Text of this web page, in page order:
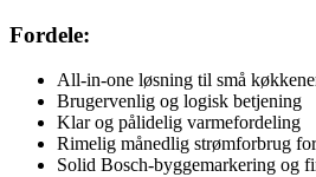
Fordele:
All-in-one løsning til små
Brugervenlig og logisk betjening
Klar og pålidelig varmefordeling
Rimelig månedlig strømforbrug
Solid Bosch-byggemarkering og